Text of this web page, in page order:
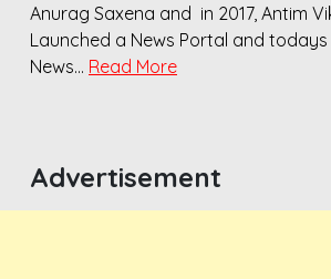
Anurag Saxena and in 2017, Antim
Launched a News Portal and todays
News… Read More
Advertisement